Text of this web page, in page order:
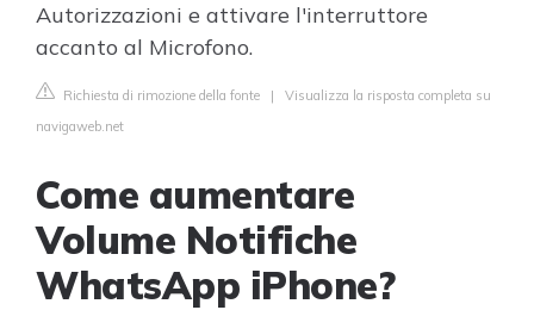
Autorizzazioni e attivare l'interruttore
accanto al Microfono.
Richiesta di rimozione della fonte | Visualizza la risposta completa su
navigaweb.net
Come aumentare
Volume Notifiche
WhatsApp iPhone?